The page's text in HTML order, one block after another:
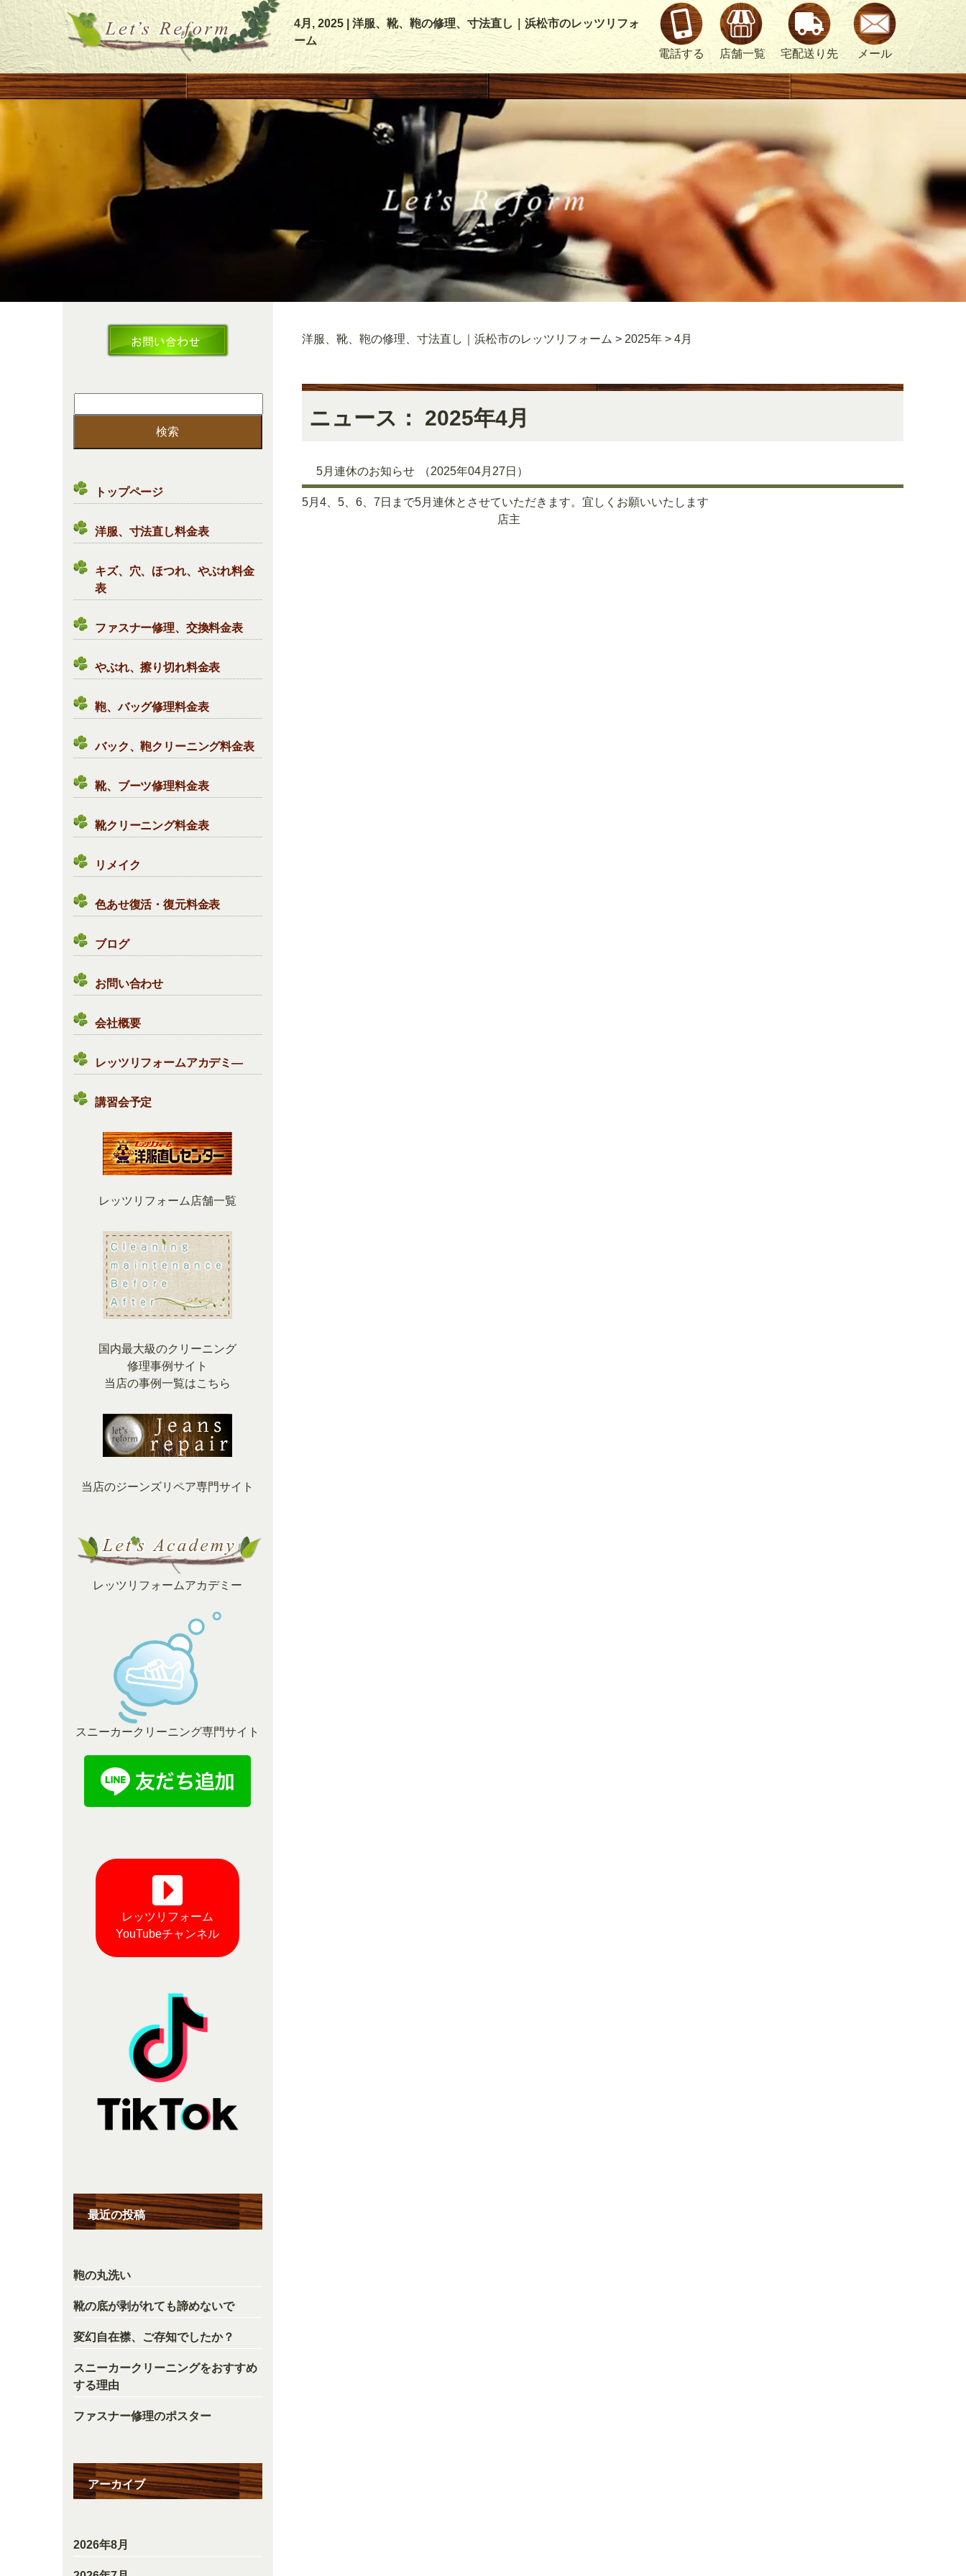
4月, 2025 | 洋服、靴、鞄の修理、寸法直し｜浜松市のレッツリフォ
ーム
電話する
店舗一覧 宅配送り先 メール
索:
トップページ
洋服、寸法直し料金表
キズ、穴、ほつれ、やぶれ料金
表
ファスナー修理、交換料金表
やぶれ、擦り切れ料金表
鞄、バッグ修理料金表
バック、鞄クリーニング料金表
靴、ブーツ修理料金表
靴クリーニング料金表
リメイク
色あせ復活・復元料金表
ブログ
お問い合わせ
会社概要
レッツリフォームアカデミ―
講習会予定
レッツリフォーム店舗一覧
国内最大級のクリーニング
修理事例サイト
当店の事例一覧はこちら
当店のジーンズリペア専門サイト
レッツリフォームアカデミー
スニーカークリーニング専門サイト
レッツリフォーム
YouTubeチャンネル
最近の投稿
鞄の丸洗い
靴の底が剥がれても諦めないで
変幻自在襟、ご存知でしたか？
スニーカークリーニングをおすすめ
する理由
ファスナー修理のポスター
アーカイブ
2026年8月
洋服、靴、鞄の修理、寸法直し｜浜松市のレッツリフォーム > 2025年> 4月
ニュース： 2025年4月
5月連休のお知らせ （2025年04月27日）
5月4、5、6、7日まで5月連休とさせていただきます。宜しくお願いいたします
店主